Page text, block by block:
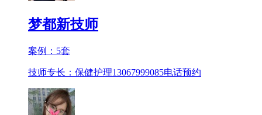
梦都新技师
案例： 5套
技师专长：保健护理13067999085电话预约